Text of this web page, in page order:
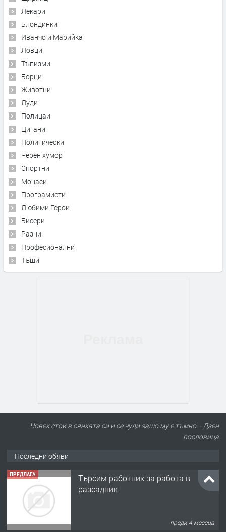
Лекари
Блондинки
Иванчо и Марийка
Ловци
Тъпизми
Борци
Животни
Луди
Полицаи
Цигани
Политически
Черен хумор
Спортни
Монаси
Програмисти
Любими Герои
Бисери
Разни
Професионални
Тъщи
Човек стои в сянката си и се чуди защо му е тъмно. - Дзен
пословицa
Последни обяви
ПРЕДЛАГА
Търсим работник за работа в
разсадник
преди 4 месеца